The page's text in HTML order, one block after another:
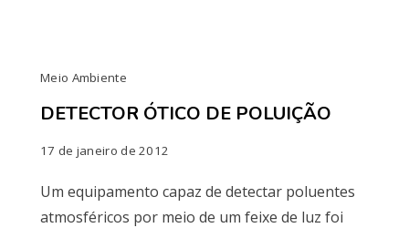
Meio Ambiente
DETECTOR ÓTICO DE POLUIÇÃO
17 de janeiro de 2012
Um equipamento capaz de detectar poluentes
atmosféricos por meio de um feixe de luz foi